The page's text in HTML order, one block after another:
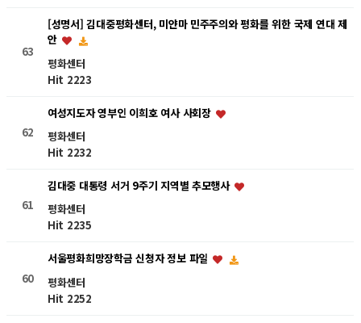
63
[성명서] 김대중평화센터, 미얀마 민주주의와 평화를 위한 국제 연대 제
안
평화센터
Hit 2223
62
여성지도자 영부인 이희호 여사 사회장
평화센터
Hit 2232
61
김대중 대통령 서거 9주기 지역별 추모행사
평화센터
Hit 2235
60
서울평화희망장학금 신청자 정보 파일
평화센터
Hit 2252